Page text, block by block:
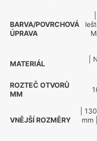
BARVA/POVRCHOVÁ
ÚPRAVA
MATERIÁL
|
ROZTEČ OTVORŮ
MM
VNĚJŠÍ ROZMĚRY
|
mm